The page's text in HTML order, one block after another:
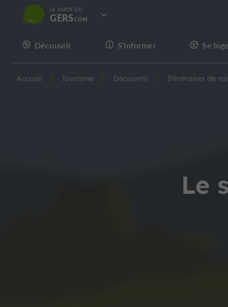
LE GUIDE DU
GERS
Découvrir S'informer Se
Accueil Tourisme Découvrir Itinéraires de
Le